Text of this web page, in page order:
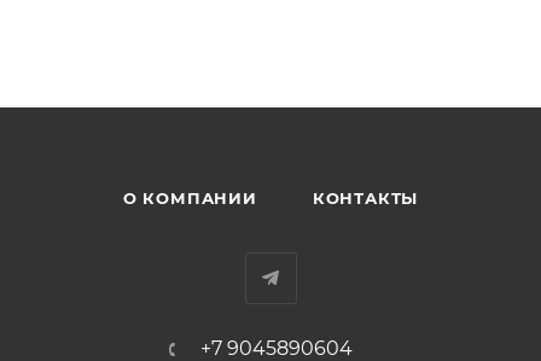
О КОМПАНИИ КОНТАКТЫ
+7 9045890604